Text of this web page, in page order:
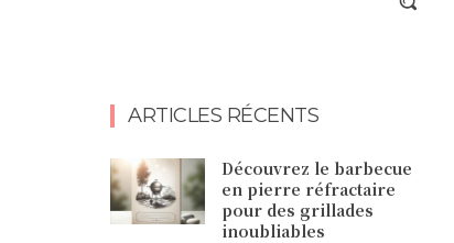
ARTICLES RÉCENTS
Découvrez le barbecue
en pierre réfractaire
pour des grillades
inoubliables